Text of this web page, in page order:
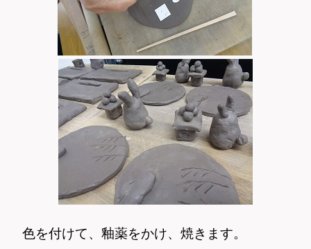
色を付けて、釉薬をかけ、焼きます。